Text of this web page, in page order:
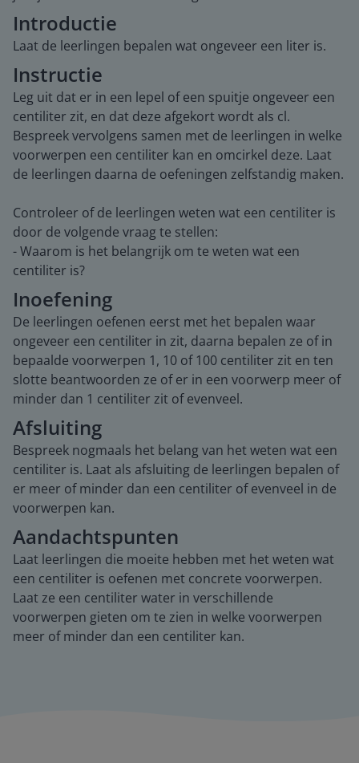
Introductie
Laat de leerlingen bepalen wat ongeveer een liter is.
Instructie
Leg uit dat er in een lepel of een spuitje ongeveer een
centiliter zit, en dat deze afgekort wordt als cl.
Bespreek vervolgens samen met de leerlingen in welke
voorwerpen een centiliter kan en omcirkel deze. Laat
de leerlingen daarna de oefeningen zelfstandig maken.
Controleer of de leerlingen weten wat een centiliter is
door de volgende vraag te stellen:
- Waarom is het belangrijk om te weten wat een
centiliter is?
Inoefening
De leerlingen oefenen eerst met het bepalen waar
ongeveer een centiliter in zit, daarna bepalen ze of in
bepaalde voorwerpen 1, 10 of 100 centiliter zit en ten
slotte beantwoorden ze of er in een voorwerp meer of
minder dan 1 centiliter zit of evenveel.
Afsluiting
Bespreek nogmaals het belang van het weten wat een
centiliter is. Laat als afsluiting de leerlingen bepalen of
er meer of minder dan een centiliter of evenveel in de
voorwerpen kan.
Aandachtspunten
Laat leerlingen die moeite hebben met het weten wat
een centiliter is oefenen met concrete voorwerpen.
Laat ze een centiliter water in verschillende
voorwerpen gieten om te zien in welke voorwerpen
meer of minder dan een centiliter kan.